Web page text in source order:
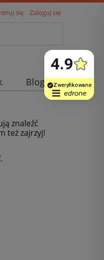
się Zaloguj się
Blog
znaleźć
też zajrzyj!
.